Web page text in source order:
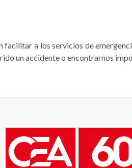
facilitar a los servicios de
un accidente o encontrarnos